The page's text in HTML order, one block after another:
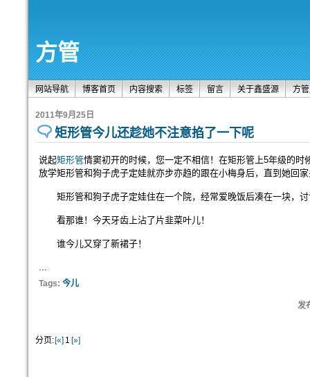
方管
网站导航 博客首页 内容搜索 标签 留言 关于鑫盛源 方
2011年9月25日
矩形管今儿还趁她不注意掐了一下呢
说起矩形管情窦初开的时候，您一定不相信！在矩形管上5年级的
放学矩形管和狗子虎子定娃就亦步亦趋的跟在小梅身后，直到她回
矩形管和狗子虎子定娃住在一个院，经常爱晚饭后凑在一块，讨
看那谁！今天牙齿上沾了片韭菜叶儿！
谁今儿又穿了新裙子！
...
Tags: 今儿
发
分页: [«] 1 [»]